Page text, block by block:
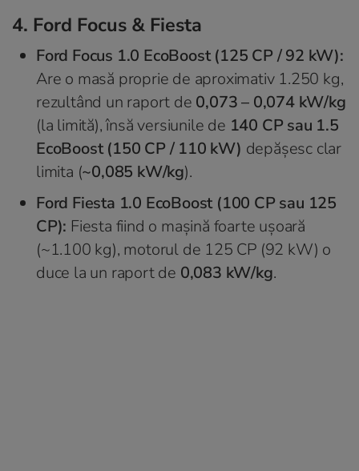
4. Ford Focus & Fiesta
Ford Focus 1.0 EcoBoost (125 CP / 92 kW):
Are o masă proprie de aproximativ 1.250 kg,
rezultând un raport de 0,073 – 0,074 kW/kg
(la limită), însă versiunile de 140 CP sau 1.5
EcoBoost (150 CP / 110 kW) depășesc clar
limita (~0,085 kW/kg).
Ford Fiesta 1.0 EcoBoost (100 CP sau 125
CP): Fiesta fiind o mașină foarte ușoară
(~1.100 kg), motorul de 125 CP (92 kW) o
duce la un raport de 0,083 kW/kg.